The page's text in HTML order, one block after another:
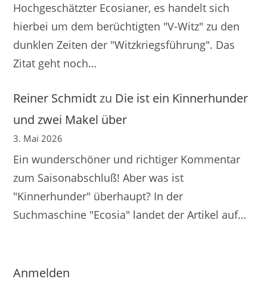
Hochgeschätzter Ecosianer, es handelt sich
hierbei um dem berüchtigten "V-Witz" zu den
dunklen Zeiten der "Witzkriegsführung". Das
Zitat geht noch…
Reiner Schmidtzu Die ist ein Kinnerhunder
und zwei Makel über
3. Mai 2026
Ein wunderschöner und richtiger Kommentar
zum Saisonabschluß! Aber was ist
"Kinnerhunder" überhaupt? In der
Suchmaschine "Ecosia" landet der Artikel auf…
Anmelden